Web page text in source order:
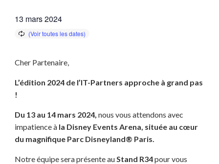
13 mars 2024
Cher Partenaire,
L’édition 2024 de l’IT-Partners approche à grand pas
!
Du 13 au 14 mars 2024, nous vous attendons avec
impatience à la Disney Events Arena, située au cœur
du magnifique Parc Disneyland® Paris.
Notre équipe sera présente auStand R34pour vous